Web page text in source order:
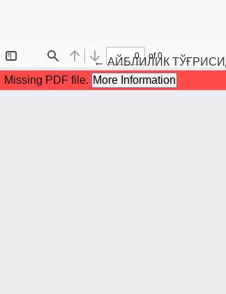
←Maqola tafsilotlariga
АЙБЛИЛИК